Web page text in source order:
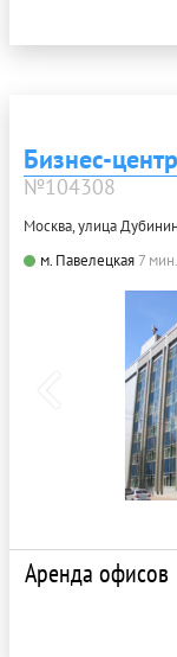
Бизнес-
№104308
Москва, улица
м. Павелецкая 7
Аренда офисов